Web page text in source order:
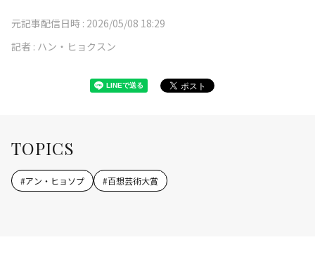
元記事配信日時 : 2026/05/08 18:29
記者 : ハン・ヒョクスン
TOPICS
#アン・ヒョソプ #百想芸術大賞